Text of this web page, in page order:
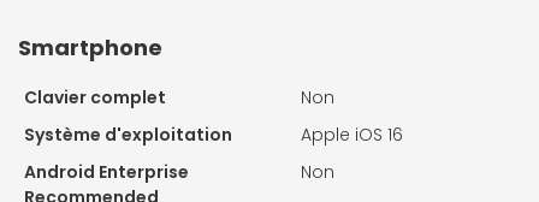
Smartphone
Clavier complet
Non
Système d'exploitation
Apple iOS 16
Android Enterprise
Non